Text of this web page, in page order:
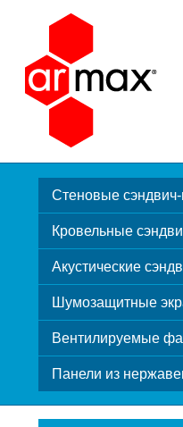
Стеновые
Кровельные
Акустические
Шумозащитные
Вентилируемые
Панели из